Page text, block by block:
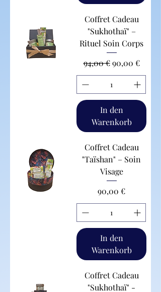
Coffret Cadeau
"Sukhothaï" –
Rituel Soin Corps
Standardpreis
94,00 € Sale-Preis
90,00 €
In den
Warenkorb
Coffret Cadeau
"Taïshan" – Soin
Visage
Preis
90,00 €
In den
Warenkorb
Coffret Cadeau
"Sukhothaï" -